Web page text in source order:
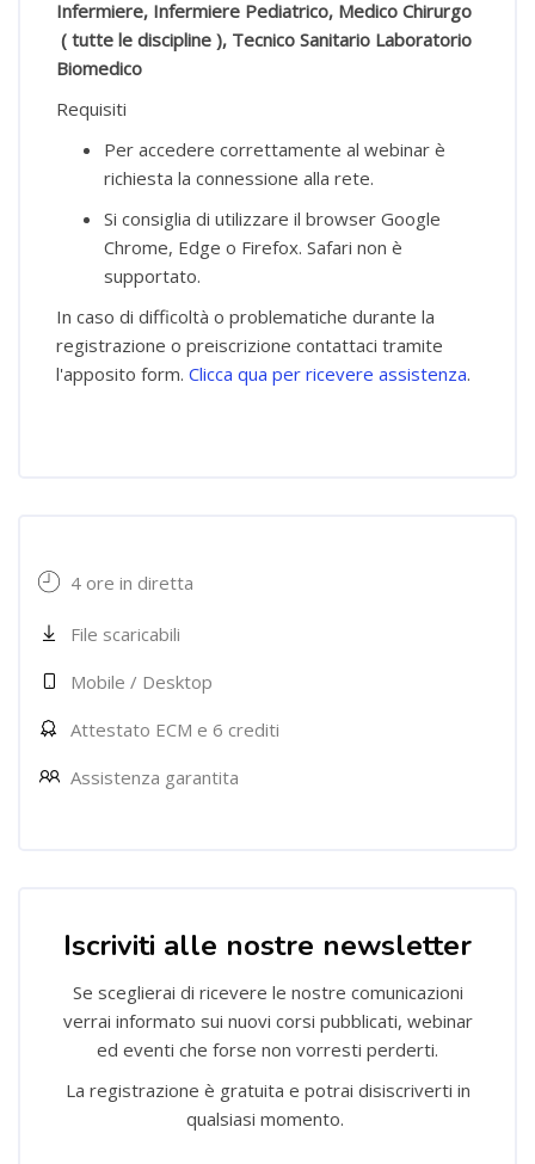
Infermiere, Infermiere Pediatrico, Medico Chirurgo
( tutte le discipline ), Tecnico Sanitario Laboratorio
Biomedico
Requisiti
Per accedere correttamente al webinar è
richiesta la connessione alla rete.
Si consiglia di utilizzare il browser Google
Chrome, Edge o Firefox. Safari non è
supportato.
In caso di difficoltà o problematiche durante la
registrazione o preiscrizione contattaci tramite
l'apposito form. Clicca qua per ricevere assistenza.
4 ore in diretta
File scaricabili
Mobile / Desktop
Attestato ECM e 6 crediti
Assistenza garantita
Iscriviti alle nostre newsletter
Se sceglierai di ricevere le nostre comunicazioni
verrai informato sui nuovi corsi pubblicati, webinar
ed eventi che forse non vorresti perderti.
La registrazione è gratuita e potrai disiscriverti in
qualsiasi momento.